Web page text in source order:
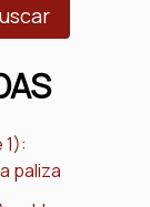
1):
paliza